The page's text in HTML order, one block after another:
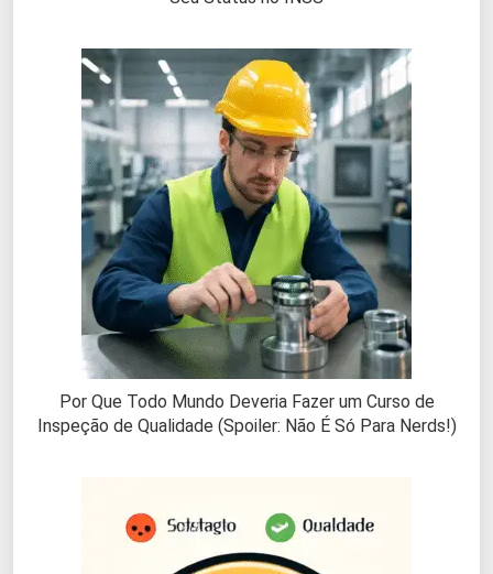
Por Que Todo Mundo Deveria Fazer um Curso de
Inspeção de Qualidade (Spoiler: Não É Só Para Nerds!)